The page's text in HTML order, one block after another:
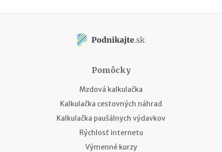
Pomôcky
Mzdová kalkulačka
Kalkulačka cestovných náhrad
Kalkulačka paušálnych výdavkov
Rýchlosť internetu
Výmenné kurzy